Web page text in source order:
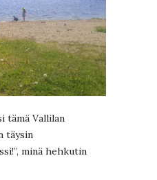
tämä Vallilan
täysin
minä hehkutin